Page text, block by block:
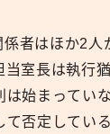
者はほか2人
当室長は執行
は始まってい
否定している